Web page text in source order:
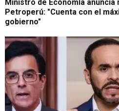
Ministro de Economía
Petroperú: "Cuenta con el
gobierno"